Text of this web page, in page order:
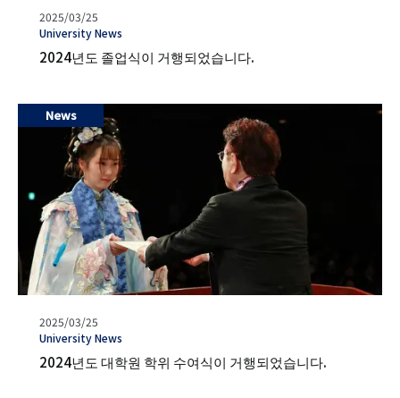
발
행
일
2025/03/25
タ
グ
University News
2024년도 졸업식이 거행되었습니다.
News
발
행
일
2025/03/25
タ
グ
University News
2024년도 대학원 학위 수여식이 거행되었습니다.